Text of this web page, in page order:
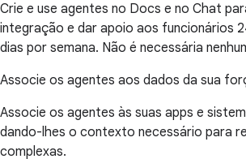
Crie e use agentes no Docs e no Chat
integração e dar apoio aos funcionários
dias por semana. Não é necessária
Associe os agentes aos dados da sua
Associe os agentes às suas apps e
dando-lhes o contexto necessário para
complexas.